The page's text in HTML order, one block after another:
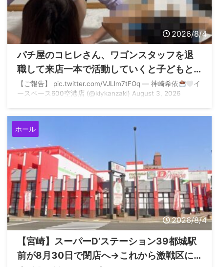
2026/8/4
パチ屋のコヒレさん、ワゴンスタッフを退
職して来店一本で活動していくと子どもと
一緒に土下座へ
【ご報告】 pic.twitter.com/VJLlm7tFOq — 神崎希依
イ
ースペース600空港店 (@kiykanzaki) August 3, 2026
ホール
2026/8/4
【宮崎】スーパーD’ステーション39都城駅
前が8月30日で閉店へ→これから激戦区に